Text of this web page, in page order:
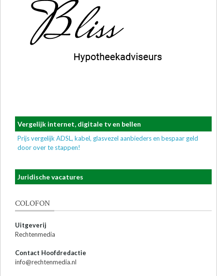
Vergelijk internet, digitale tv en bellen
Prijs vergelijk ADSL, kabel, glasvezel aanbieders en bespaar geld
door over te stappen!
Juridische vacatures
COLOFON
Uitgeverij
Rechtenmedia
Contact Hoofdredactie
info@rechtenmedia.nl